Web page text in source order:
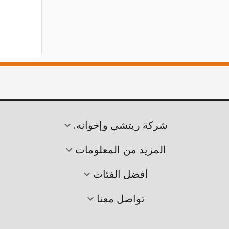
شركة ريتشي وإخوانه.
المزيد من المعلومات
أفضل الفئات
تواصل معنا